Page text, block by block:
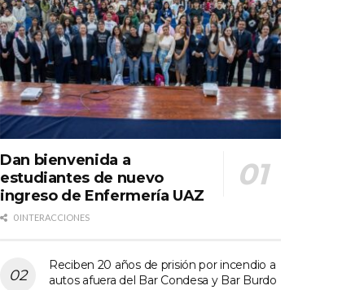
Dan bienvenida a
estudiantes de nuevo
ingreso de Enfermería UAZ
0 INTERACCIONES
Reciben 20 años de prisión por incendio a
autos afuera del Bar Condesa y Bar Burdo